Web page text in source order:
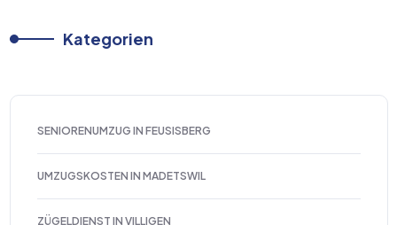
Kategorien
SENIORENUMZUG IN FEUSISBERG
UMZUGSKOSTEN IN MADETSWIL
ZÜGELDIENST IN VILLIGEN